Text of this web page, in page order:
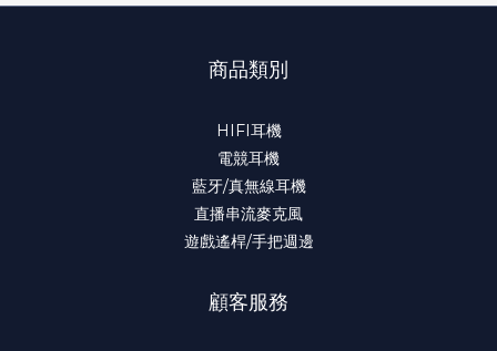
商品類別
HIFI耳機
電競耳機
藍牙/真無線耳機
直播串流麥克風
遊戲遙桿/手把週邊
顧客服務